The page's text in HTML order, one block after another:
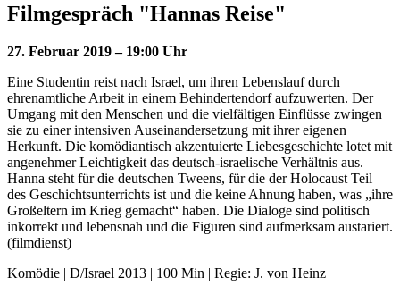
Filmgespräch "Hannas Reise"
27. Februar 2019 – 19:00 Uhr
Eine Studentin reist nach Israel, um ihren Lebenslauf durch
ehrenamtliche Arbeit in einem Behindertendorf aufzuwerten. Der
Umgang mit den Menschen und die vielfältigen Einflüsse zwingen
sie zu einer intensiven Auseinandersetzung mit ihrer eigenen
Herkunft. Die komödiantisch akzentuierte Liebesgeschichte lotet mit
angenehmer Leichtigkeit das deutsch-israelische Verhältnis aus.
Hanna steht für die deutschen Tweens, für die der Holocaust Teil
des Geschichtsunterrichts ist und die keine Ahnung haben, was „ihre
Großeltern im Krieg gemacht“ haben. Die Dialoge sind politisch
inkorrekt und lebensnah und die Figuren sind aufmerksam austariert.
(filmdienst)
Komödie | D/Israel 2013 | 100 Min | Regie: J. von Heinz